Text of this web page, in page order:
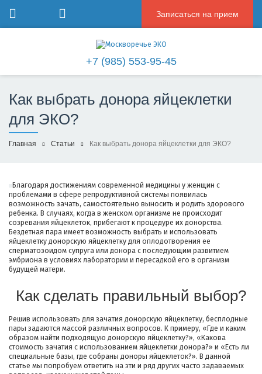
Записаться на прием
+7 (985) 553-95-45
Как выбрать донора яйцеклетки
для ЭКО?
Главная Статьи Как выбрать донора яйцеклетки для ЭКО?
Благодаря достижениям современной медицины у женщин с
проблемами в сфере репродуктивной системы появилась
возможность зачать, самостоятельно выносить и родить здорового
ребенка. В случаях, когда в женском организме не происходит
созревания яйцеклеток, прибегают к процедуре их донорства.
Бездетная пара имеет возможность выбрать и использовать
яйцеклетку донорскую яйцеклетку для оплодотворения ее
сперматозоидом супруга или донора с последующим развитием
эмбриона в условиях лаборатории и пересадкой его в организм
будущей матери.
Как сделать правильный выбор?
Решив использовать для зачатия донорскую яйцеклетку, бесплодные
пары задаются массой различных вопросов. К примеру, «Где и каким
образом найти подходящую донорскую яйцеклетку?», «Какова
стоимость зачатия с использованием яйцеклетки донора?» и «Есть ли
специальные базы, где собраны доноры яйцеклеток?». В данной
статье мы попробуем ответить на эти и ряд других часто задаваемых